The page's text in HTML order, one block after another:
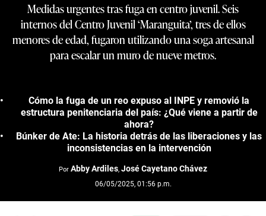
Medidas urgentes tras fuga en centro juvenil. Seis
internos del Centro Juvenil ‘Maranguita’, tres de ellos
menores de edad, fugaron utilizando una soga artesanal
para escalar un muro de nueve metros.
Cómo la fuga de un reo expuso al INPE y removió la
estructura penitenciaria del país: ¿Qué viene a partir de
ahora?
Búnker de Ate: La historia detrás de las liberaciones y las
inconsistencias en la intervención
Por Abby Ardiles, José Cayetano Chávez
06/05/2025, 01:56 p.m.